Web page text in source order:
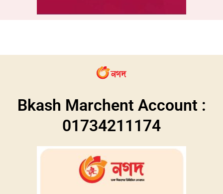
Bkash Marchent Account :
01734211174